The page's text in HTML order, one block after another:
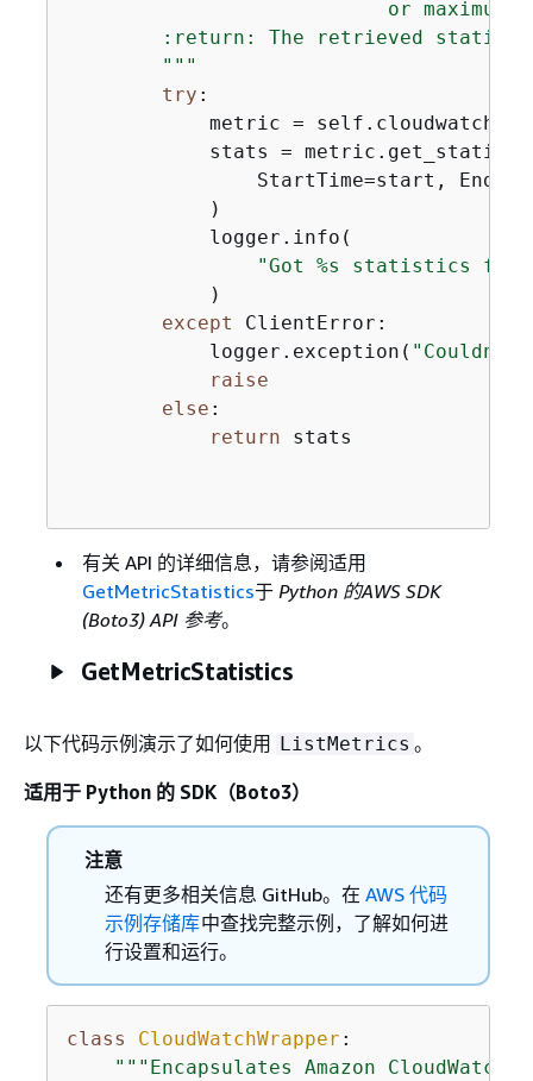
or maximum
:return: The retrieved
        """
try :
metric =
stats =
StartTime=start,
            )
            logger.info(
"Got %s statistics for
            )
except ClientError:
            logger.exception(
"Couldn't
raise
else :
return stats
有关 API 的详细信息，请参阅适用
GetMetricStatistics于 Python 的AWS SDK
(Boto3) API 参考。
GetMetricStatistics
以下代码示例演示了如何使用 ListMetrics 。
适用于 Python 的 SDK（Boto3）
注意
还有更多相关信息 GitHub。在 AWS 代码
示例存储库中查找完整示例，了解如何进
行设置和运行。
class CloudWatchWrapper :
"""Encapsulates Amazon